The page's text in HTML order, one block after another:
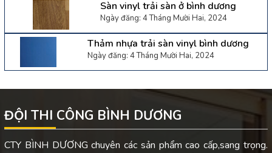
Sàn vinyl trải sàn ở bình dương
Ngày đăng: 4 Tháng Mười Hai, 2024
Thảm nhựa trải sàn vinyl bình dương
Ngày đăng: 4 Tháng Mười Hai, 2024
ĐỘI THI CÔNG BÌNH DƯƠNG
CTY BÌNH DƯƠNG chuyên các sản phẩm cao cấp,sang trọng.